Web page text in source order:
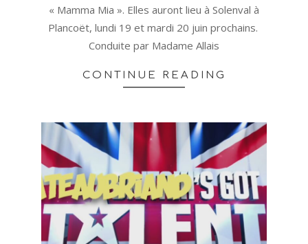
« Mamma Mia ». Elles auront lieu à Solenval à
Plancoët, lundi 19 et mardi 20 juin prochains.
Conduite par Madame Allais
CONTINUE READING